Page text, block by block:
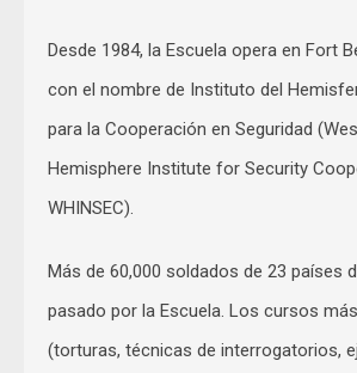
Desde 1984, la Escuela opera en Fort
con el nombre de Instituto del
para la Cooperación en Seguridad
Hemisphere Institute for Security
WHINSEC).
Más de 60,000 soldados de 23 países
pasado por la Escuela. Los cursos
(torturas, técnicas de interrogatorios,